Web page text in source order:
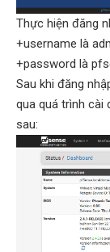
Thực hiện đăng
+username là
+password là
Sau khi đăng
qua quá trình cài
sau: